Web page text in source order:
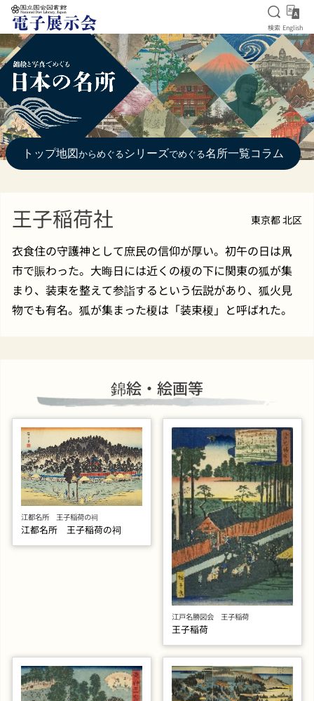
本文へ移動
検索を
検索 English
トップ地図 からめぐる シリーズでめぐる名所一覧コラム
王子稲荷社 東京都 北区
衣食住の守護神として庶民の信仰が厚い。初午の日は凧
市で賑わった。大晦日には近くの榎の下に関東の狐が集
まり、装束を整えて参詣するという伝説があり、狐火見
物でも有名。狐が集まった榎は「装束榎」と呼ばれた。
錦絵・絵画等
江都名所 王子稲荷の祠
江都名所 王子稲荷の祠
江戸名勝図会 王子稲荷
王子稲荷